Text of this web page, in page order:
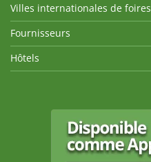
Villes internationales de foires
Fournisseurs
Hôtels